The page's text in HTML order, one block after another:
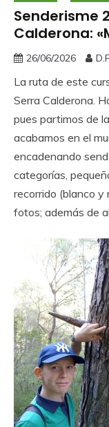
Senderisme
Calderona:
26/06/2026
La ruta de este
Serra Calderona.
pues partimos de
acabamos en el
encadenando
categorías,
recorrido (blanco y
fotos; además de